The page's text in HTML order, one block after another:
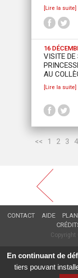
[Lire la suite]
16
VISITE DE
AU
[Lire la suite]
<< 1 2 3 4
CONTACT AIDE
En continuant de
tiers pouvant